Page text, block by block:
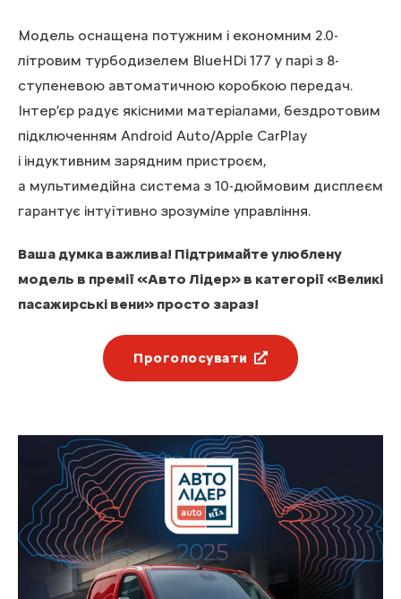
Модель оснащена потужним і економним 2.0-
літровим турбодизелем BlueHDi 177 у парі з 8-
ступеневою автоматичною коробкою передач.
Інтер’єр радує якісними матеріалами, бездротовим
підключенням Android Auto/Apple CarPlay
і індуктивним зарядним пристроєм,
а мультимедійна система з 10-дюймовим дисплеєм
гарантує інтуїтивно зрозуміле управління.
Ваша думка важлива! Підтримайте улюблену
модель в премії «Авто Лідер» в категорії «Великі
пасажирські вени» просто зараз!
Проголосувати